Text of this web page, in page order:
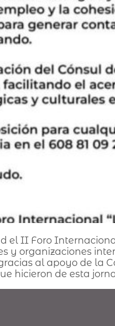
II Foro
y organizaciones
al apoyo de
hicieron de esta